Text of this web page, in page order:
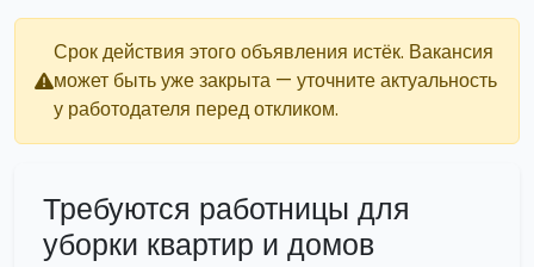
Срок действия этого объявления истёк. Вакансия
может быть уже закрыта — уточните актуальность
у работодателя перед откликом.
Требуются работницы для
уборки квартир и домов